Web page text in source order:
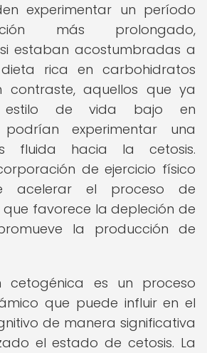
experimentar un período
más prolongado,
estaban acostumbradas a
rica en carbohidratos
contraste, aquellos que ya
estilo de vida bajo en
experimentar una
fluida hacia la cetosis.
de ejercicio físico
acelerar el proceso de
favorece la depleción de
la producción de
cetogénica es un proceso
que puede influir en el
de manera significativa
el estado de cetosis. La